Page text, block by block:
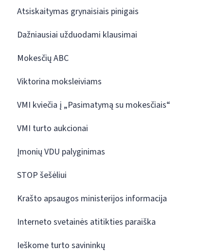
Atsiskaitymas grynaisiais pinigais
Dažniausiai užduodami klausimai
Mokesčių ABC
Viktorina moksleiviams
VMI kviečia į „Pasimatymą su mokesčiais“
VMI turto aukcionai
Įmonių VDU palyginimas
STOP šešėliui
Krašto apsaugos ministerijos informacija
Interneto svetainės atitikties paraiška
Ieškome turto savininkų